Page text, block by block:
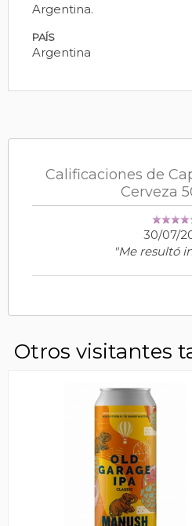
Argentina.
PAÍS
Argentina
Calificaciones de
Cerveza
30/07/
"Me resultó
Otros visitantes